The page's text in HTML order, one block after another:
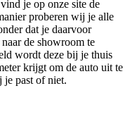
je op onze site de
proberen wij je alle
dat je daarvoor
de showroom te
wordt deze bij je thuis
krijgt om de auto uit te
je past of niet.